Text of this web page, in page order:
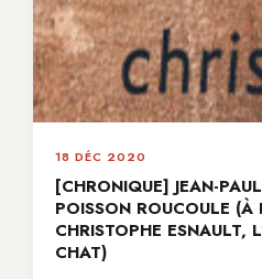
18 DÉC 2020
[CHRONIQUE] JEAN-
POISSON ROUCOULE (À
CHRISTOPHE ESNAULT,
CHAT)